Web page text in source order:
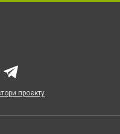
проєкту